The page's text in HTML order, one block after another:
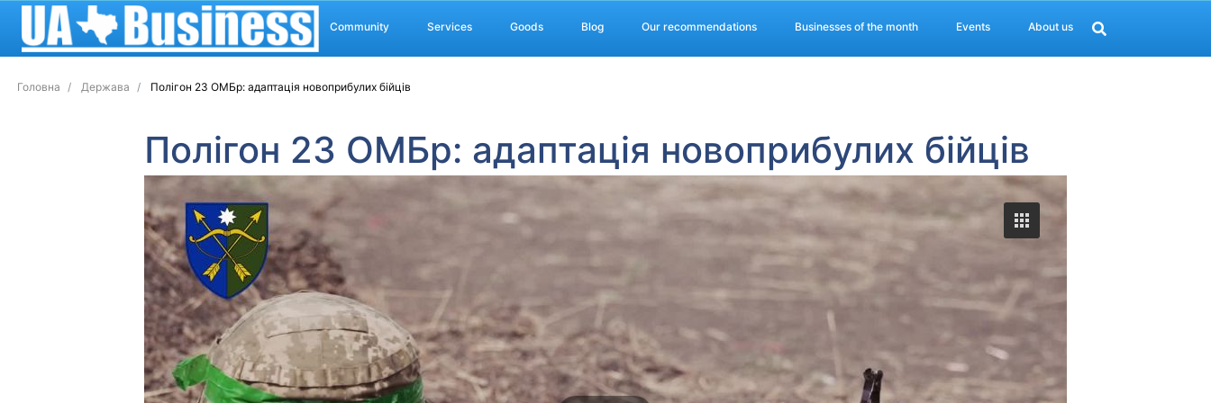
Community Services Goods Blog Our recommendations Businesses of the month Events About us
Головна Держава Полігон 23 ОМБр: адаптація новоприбулих бійців
Полігон 23 ОМБр: адаптація новоприбулих бійців